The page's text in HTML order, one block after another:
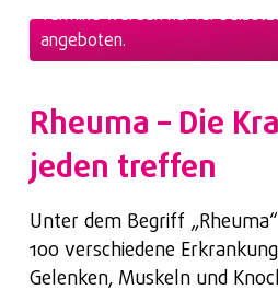
Terminvereinbarung
ausschließlich online.
Vor dem Termin können
trinken; ein nüchternes
erforderlich.
Bitte bringen Sie Ihre
– sofern vorhanden – Ihren
Medikamentenplan und
Termine werden nur für
angeboten.
Rheuma – Die
jeden treffen
Unter dem Begriff
100 verschiedene
Gelenken, Muskeln und